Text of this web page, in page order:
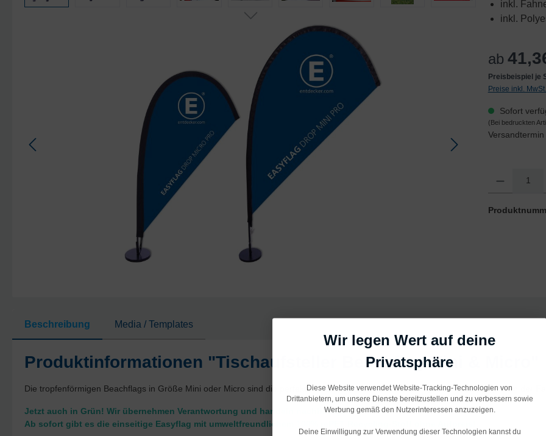
inkl.
inkl.
ab
Preisbeispiel je
Preise inkl.
Sofort
(Bei bedruckten
Beschreibung Media / Templates
Produktinformationen "Tischaufsteller Beachflag Mini & Micro"
Die tropfenförmigen Beachflags in Größe Mini oder Micro sind die perfektenTischaufsteller. Wie bei der "großen" Easyflag, kann der
Jetzt auch in Grün! Wir übernehmen Verantwortung und handeln nachhaltig.
Ab sofort gibt es die einseitige Easyflag mit umweltfreundlichem 100% rePET Recycling-Stoff ohne Aufpreis!
Wir legen Wert auf deine
Privatsphäre
Diese Website verwendet Website-Tracking-Technologien von
Drittanbietern, um unsere Dienste bereitzustellen und zu verbessern sowie
Werbung gemäß den Nutzerinteressen anzuzeigen.
Deine Einwilligung zur Verwendung dieser Technologien kannst du